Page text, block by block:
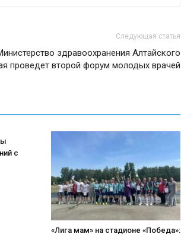
Следующая статья
здравоохранения Алтайского
проведет второй форум молодых врачей
с
«Лига мам» на стадионе «Победа»: